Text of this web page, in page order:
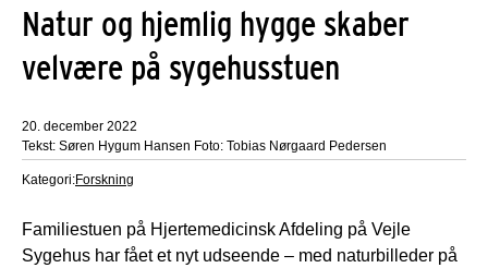
Natur og hjemlig hygge skaber
velvære på sygehusstuen
20. december 2022
Tekst: Søren Hygum Hansen Foto: Tobias Nørgaard Pedersen
Kategori:Forskning
Familiestuen på Hjertemedicinsk Afdeling på Vejle
Sygehus har fået et nyt udseende – med naturbilleder på